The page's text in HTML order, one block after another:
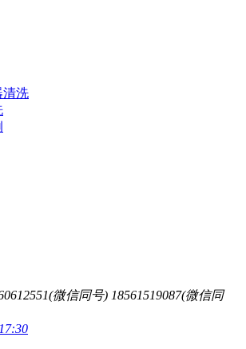
清洗
微信同号) 18561519087(微信同